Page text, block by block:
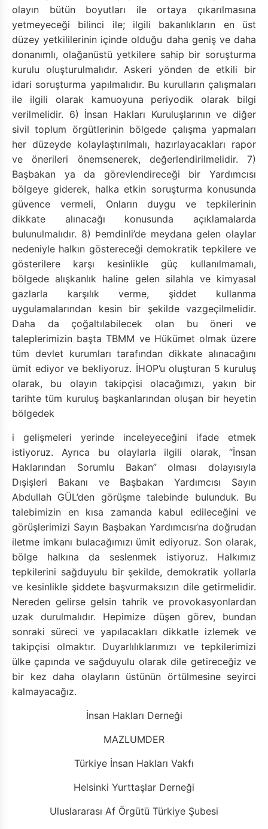
olayın bütün boyutları ile ortaya çıkarılmasına
yetmeyeceği bilinci ile; ilgili bakanlıkların en üst
düzey yetkililerinin içinde olduğu daha geniş ve daha
donanımlı, olağanüstü yetkilere sahip bir soruşturma
kurulu oluşturulmalıdır. Askeri yönden de etkili bir
idari soruşturma yapılmalıdır. Bu kurulların çalışmaları
ile ilgili olarak kamuoyuna periyodik olarak bilgi
verilmelidir. 6) İnsan Hakları Kuruluşlarının ve diğer
sivil toplum örgütlerinin bölgede çalışma yapmaları
her düzeyde kolaylaştırılmalı, hazırlayacakları rapor
ve önerileri önemsenerek, değerlendirilmelidir. 7)
Başbakan ya da görevlendireceği bir Yardımcısı
bölgeye giderek, halka etkin soruşturma konusunda
güvence vermeli, Onların duygu ve tepkilerinin
dikkate alınacağı konusunda açıklamalarda
bulunulmalıdır. 8) Þemdinli’de meydana gelen olaylar
nedeniyle halkın göstereceği demokratik tepkilere ve
gösterilere karşı kesinlikle güç kullanılmamalı,
bölgede alışkanlık haline gelen silahla ve kimyasal
gazlarla karşılık verme, şiddet kullanma
uygulamalarından kesin bir şekilde vazgeçilmelidir.
Daha da çoğaltılabilecek olan bu öneri ve
taleplerimizin başta TBMM ve Hükümet olmak üzere
tüm devlet kurumları tarafından dikkate alınacağını
ümit ediyor ve bekliyoruz. İHOP’u oluşturan 5 kuruluş
olarak, bu olayın takipçisi olacağımızı, yakın bir
tarihte tüm kuruluş başkanlarından oluşan bir heyetin
bölgedek
i gelişmeleri yerinde inceleyeceğini ifade etmek
istiyoruz. Ayrıca bu olaylarla ilgili olarak, “İnsan
Haklarından Sorumlu Bakan” olması dolayısıyla
Dışişleri Bakanı ve Başbakan Yardımcısı Sayın
Abdullah GÜL’den görüşme talebinde bulunduk. Bu
talebimizin en kısa zamanda kabul edileceğini ve
görüşlerimizi Sayın Başbakan Yardımcısı’na doğrudan
iletme imkanı bulacağımızı ümit ediyoruz. Son olarak,
bölge halkına da seslenmek istiyoruz. Halkımız
tepkilerini sağduyulu bir şekilde, demokratik yollarla
ve kesinlikle şiddete başvurmaksızın dile getirmelidir.
Nereden gelirse gelsin tahrik ve provokasyonlardan
uzak durulmalıdır. Hepimize düşen görev, bundan
sonraki süreci ve yapılacakları dikkatle izlemek ve
takipçisi olmaktır. Duyarlılıklarımızı ve tepkilerimizi
ülke çapında ve sağduyulu olarak dile getireceğiz ve
bir kez daha olayların üstünün örtülmesine seyirci
kalmayacağız.
İnsan Hakları Derneği
MAZLUMDER
Türkiye İnsan Hakları Vakfı
Helsinki Yurttaşlar Derneği
Uluslararası Af Örgütü Türkiye Şubesi